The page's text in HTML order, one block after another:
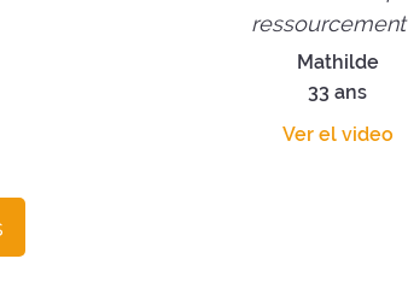
Mathilde
33 ans
Ver el video